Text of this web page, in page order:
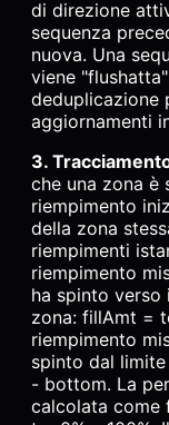
di direzione
sequenza
nuova. Una
viene
deduplicazione
aggiornamenti
3.
che una zona è
riempimento
della zona
riempimenti
riempimento
ha spinto verso
zona: fillAmt =
riempimento
spinto dal
- bottom. La
calcolata come